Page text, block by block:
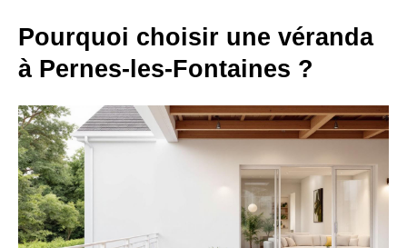
Pourquoi choisir une véranda
à Pernes-les-Fontaines ?